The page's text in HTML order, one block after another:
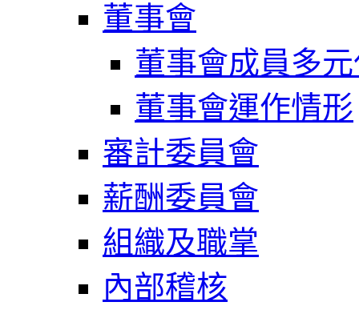
董事會
董事會成員多
董事會運作情形
審計委員會
薪酬委員會
組織及職掌
內部稽核